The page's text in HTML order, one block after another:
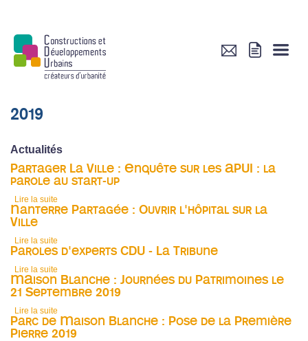
2019
Actualités
Partager La Ville : Enquête sur les APUI : la
parole au start-up
Lire la suite
Nanterre Partagée : Ouvrir l'hôpital sur la
Ville
Lire la suite
Paroles d'experts CDU - La Tribune
Lire la suite
MAison Blanche : Journées du Patrimoines le
21 Septembre 2019
Lire la suite
2019
Parc de Maison Blanche : Pose de la Première
Pierre 2019